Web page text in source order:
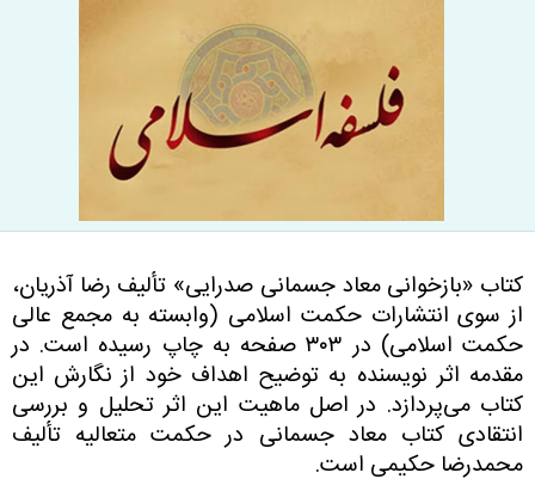
کتاب «بازخوانی معاد جسمانی صدرایی» تألیف رضا آذریان،
از سوی انتشارات حکمت اسلامی‌ (وابسته به مجمع عالی
حکمت اسلامی) در ۳۰۳ صفحه به چاپ رسیده است. در
مقدمه اثر نویسنده به توضیح اهداف خود از نگارش این
کتاب می‌پردازد. در اصل ماهیت این اثر تحلیل و بررسی
انتقادی کتاب معاد جسمانی در حکمت متعالیه تألیف
محمدرضا حکیمی‌ است.